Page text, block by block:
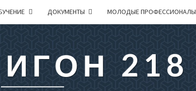
ДОКУМЕНТЫ МОЛОДЫЕ ПРОФЕССИОНАЛЫ
218